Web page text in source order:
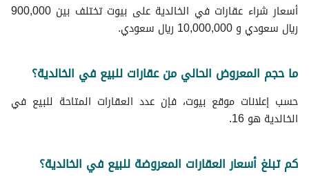
أسعار شراء عقارات في الخالدية على بيوت تختلف بين 900,000
ريال سعودي و 10,000,000 ريال سعودي.
ما حجم المعروض الحالي من عقارات للبيع في الخالدية؟
حسب إعلانات موقع بيوت، فإن عدد العقارات المتاحة للبيع في
الخالدية هو 16.
كم تبلغ أسعار العقارات المعروضة للبيع في الخالدية؟